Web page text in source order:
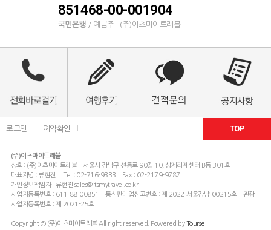
851468-00-001904
국민은행/ 예금주 : (주)이츠마이트래블
로그인 예약확인 TOP
(주)이츠마이트래블
상호 : (주)이츠마이트래블 서울시 강남구 선릉로 90길 10, 샹제리제센터 B동 301호
대표자명 : 류현진 Tel : 02-716-9333 Fax : 02-2179-9787
개인정보책임자 : 류현진 sales@itsmytravel.co.kr
사업자등록번호 : 611-88-00851 통신판매업신고번호 : 제 2022-서울강남-00215호 관광
사업자등록번호 : 제 2021-25호
Copyright © (주)이츠마이트래블 All right reserved. Powered byToursell